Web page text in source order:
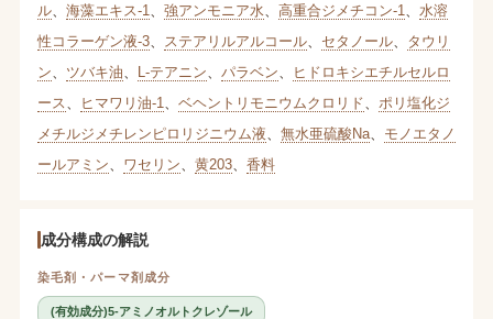
ル、 海藻エキス-1 強アンモニア水 高重合ジメチコン-1
水溶
性コラーゲン液-3、 ステアリルアルコール、 セタノール、 タウリ
ン
ツバキ油 L-テアニン パラベン
ヒドロキシエチルセルロ
ース
ヒマワリ油-1 ベヘントリモニウムクロリド
ポリ塩化ジ
メチルジメチレンピロリジニウム液
無水亜硫酸Na、 モノエタノ
ールアミン
ワセリン 黄203、 香料
成分構成の解説
染毛剤・パーマ剤成分
(有効成分)5-アミノオルトクレゾール